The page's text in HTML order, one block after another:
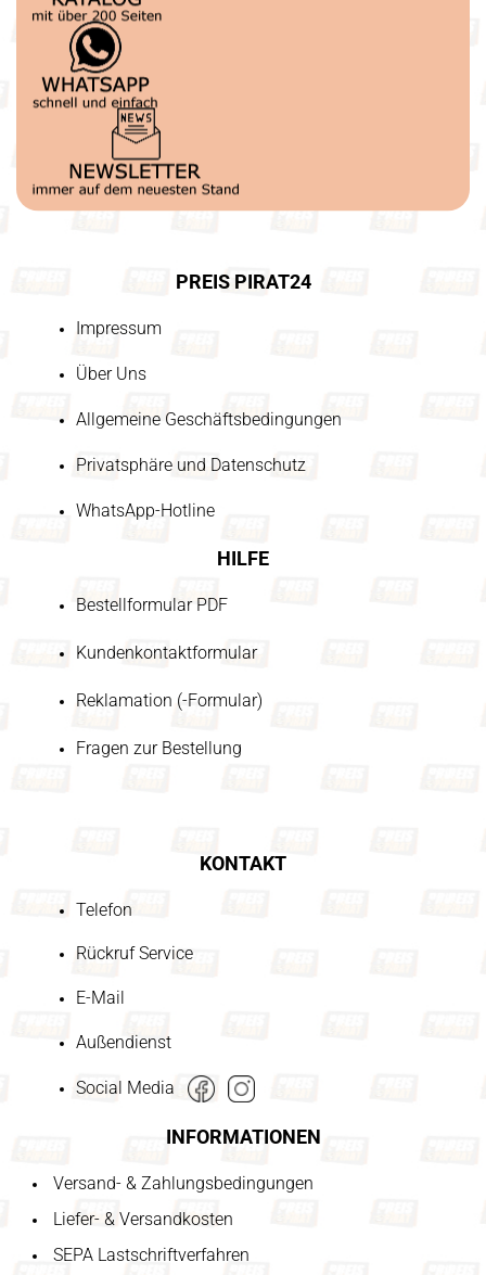
PREIS PIRAT24
Impressum
Über Uns
Allgemeine Geschäftsbedingungen
Privatsphäre und Datenschutz
WhatsApp-Hotline
HILFE
Bestellformular PDF
Kundenkontaktformular
Reklamation (-Formular)
Fragen zur Bestellung
KONTAKT
Telefon
Rückruf Service
E-Mail
Außendienst
Social Media
INFORMATIONEN
Versand- & Zahlungsbedingungen
Liefer- & Versandkosten
SEPA Lastschriftverfahren